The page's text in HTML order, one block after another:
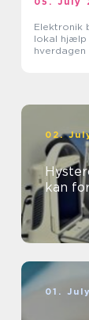
Elektronik
lokal hjælp
hverdagen
02.
kan
01.